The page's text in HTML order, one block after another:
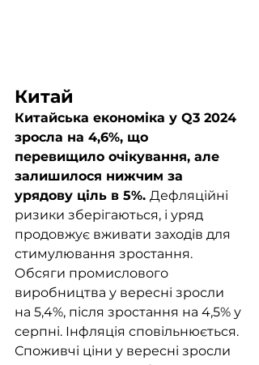
Китай
Китайська економіка у Q3 2024
зросла на 4,6%, що
перевищило очікування, але
залишилося нижчим за
урядову ціль в 5%. Дефляційні
ризики зберігаються, і уряд
продовжує вживати заходів для
стимулювання зростання.
Обсяги промислового
виробництва у вересні зросли
на 5,4%, після зростання на 4,5% у
серпні. Інфляція сповільнюється.
Споживчі ціни у вересні зросли